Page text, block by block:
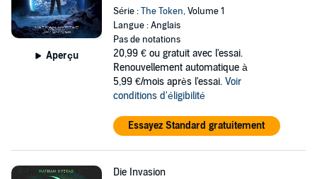
Aperçu
Série :The Token, Volume 1
Langue : Anglais
Pas de notations
20,99 € ou gratuit avec l'essai.
Renouvellement automatique à
5,99 €/mois après l'essai. Voir
conditions d'éligibilité
Essayez Standard gratuitement
Die Invasion